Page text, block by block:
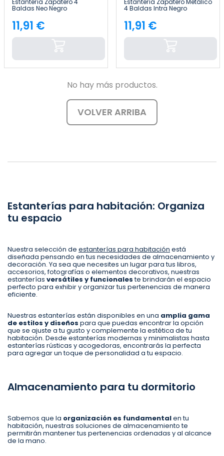
Baldas Neo Negro
63x20x62cm Thinia Home
Precio
11,91 €
4 Baldas Intra Negro
65x30x74cm Thinia Home
Precio
11,91 €
No hay más productos.
VOLVER ARRIBA
Estanterías para habitación: Organiza
tu espacio
Nuestra selección de estanterías para habitación está
diseñada pensando en tus necesidades de almacenamiento y
decoración. Ya sea que necesites un lugar para tus libros,
accesorios, fotografías o elementos decorativos, nuestras
estanterías versátiles y funcionaleste brindarán el espacio
perfecto para exhibir y organizar tus pertenencias de manera
eficiente.
Nuestras estanterías están disponibles en una amplia gama
de estilos y diseños para que puedas encontrar la opción
que se ajuste a tu gusto y complemente la estética de tu
habitación. Desde estanterías modernas y minimalistas hasta
estanterías rústicas y acogedoras, encontrarás la perfecta
para agregar un toque de personalidad a tu espacio.
Almacenamiento para tu dormitorio
Sabemos que la organización es fundamentalen tu
habitación, nuestras soluciones de almacenamiento te
permitirán mantener tus pertenencias ordenadas y al alcance
de la mano.